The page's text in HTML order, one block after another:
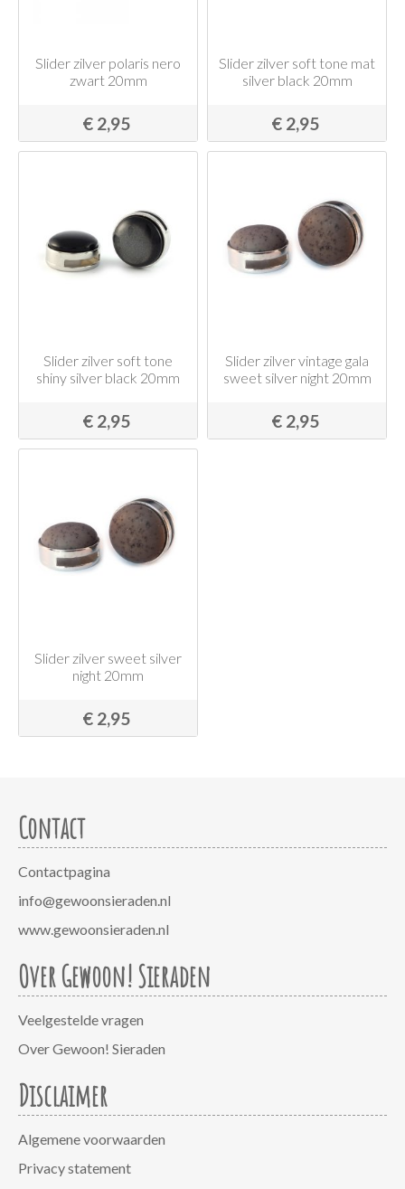
Slider zilver polaris nero
zwart 20mm
€ 2,95
Slider zilver soft tone mat
silver black 20mm
€ 2,95
Slider zilver soft tone
shiny silver black 20mm
€ 2,95
Slider zilver vintage gala
sweet silver night 20mm
€ 2,95
Slider zilver sweet silver
night 20mm
€ 2,95
Contact
Contactpagina
info@gewoonsieraden.nl
www.gewoonsieraden.nl
Over Gewoon! Sieraden
Veelgestelde vragen
Over Gewoon! Sieraden
Disclaimer
Algemene voorwaarden
Privacy statement